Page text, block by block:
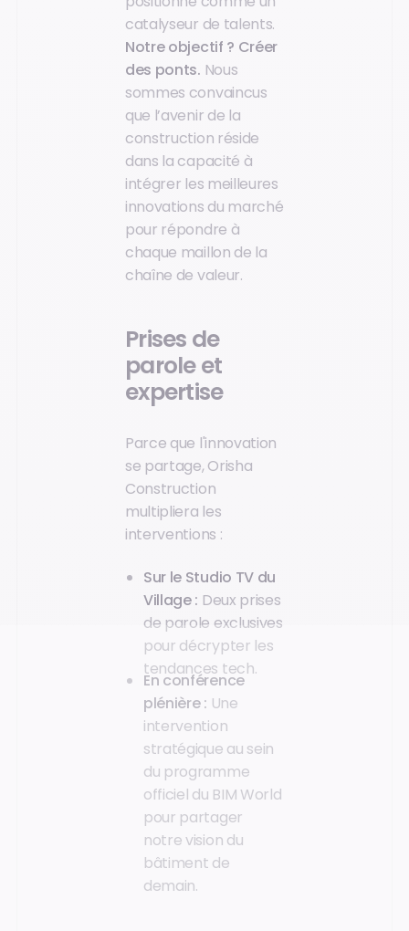
catalyseur de talents.
Notre objectif ? Créer
des ponts. Nous
sommes convaincus
que l’avenir de la
construction réside
dans la capacité à
intégrer les meilleures
innovations du marché
pour répondre à
chaque maillon de la
chaîne de valeur.
Prises de
parole et
expertise
Parce que l'innovation
se partage, Orisha
Construction
multipliera les
interventions :
Sur le Studio TV du
Village : Deux prises
de parole exclusives
pour décrypter les
tendances tech.
En conférence
plénière : Une
intervention
stratégique au sein
du programme
officiel du BIM World
pour partager
notre vision du
bâtiment de
demain.